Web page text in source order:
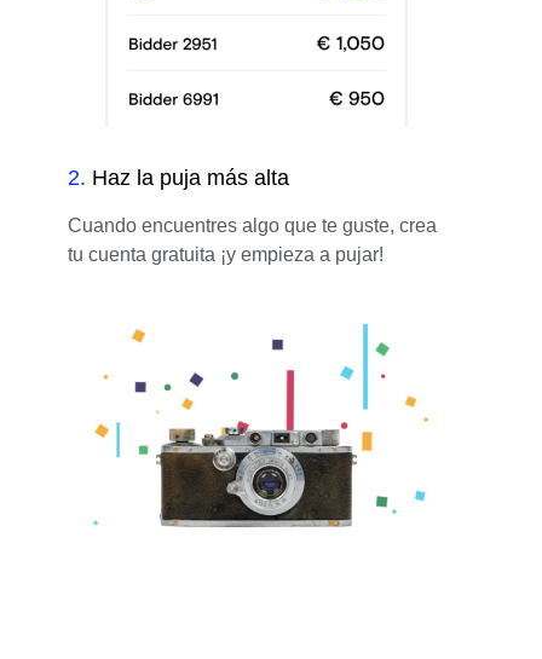
2. Haz la puja más alta
Cuando encuentres algo que te guste, crea
tu cuenta gratuita ¡y empieza a pujar!